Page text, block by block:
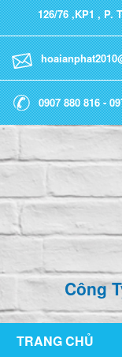
126/76 ,KP1 , P.
0907 880 816 -
Công
TRANG CHỦ